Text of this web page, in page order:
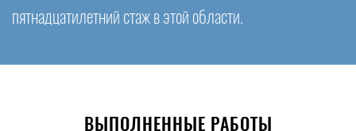
пятнадцатилетний стаж в этой области.
ВЫПОЛНЕННЫЕ РАБОТЫ